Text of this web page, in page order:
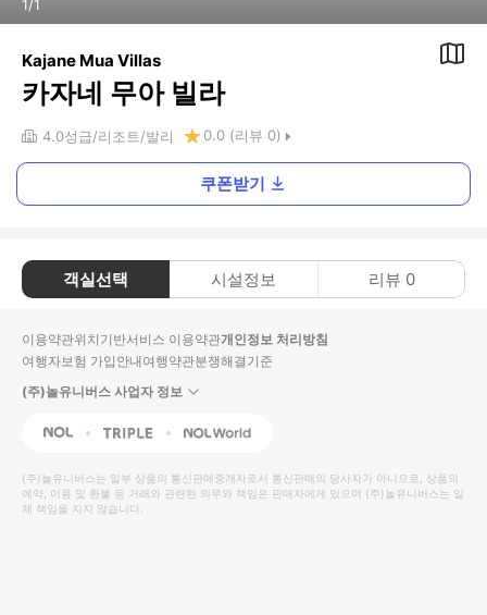
1/1
Kajane Mua Villas
카자네 무아 빌라
4.0성급 리조트 발리 0.0 (리뷰 0)
쿠폰받기
객실선택 시설정보 리뷰 0
이용약관위치기반서비스 이용약관개인정보 처리방침
여행자보험 가입안내여행약관분쟁해결기준
(주)놀유니버스 사업자 정보
NOL Triple Interpark Global
(주)놀유니버스는 일부 상품의 통신판매중개자로서 통신판매의 당사자가 아니므로, 상품의
예약, 이용 및 환불 등 거래와 관련된 의무와 책임은 판매자에게 있으며 (주)놀유니버스는 일
체 책임을 지지 않습니다.